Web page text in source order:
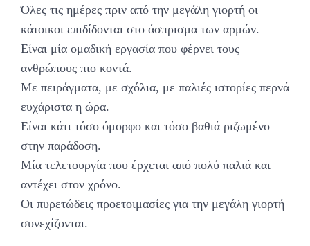
Όλες τις ημέρες πριν από την μεγάλη γιορτή οι
κάτοικοι επιδίδονται στο άσπρισμα των αρμών.
Είναι μία ομαδική εργασία που φέρνει τους
ανθρώπους πιο κοντά.
Με πειράγματα, με σχόλια, με παλιές ιστορίες περνά
ευχάριστα η ώρα.
Είναι κάτι τόσο όμορφο και τόσο βαθιά ριζωμένο
στην παράδοση.
Μία τελετουργία που έρχεται από πολύ παλιά και
αντέχει στον χρόνο.
Οι πυρετώδεις προετοιμασίες για την μεγάλη γιορτή
συνεχίζονται.